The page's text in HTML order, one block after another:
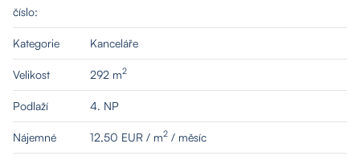
Nemovitosti
Kontakt
číslo:
Kategorie Kanceláře
Velikost 292 m2
Podlaží 4. NP
Nájemné 12,50 EUR / m2 / měsíc